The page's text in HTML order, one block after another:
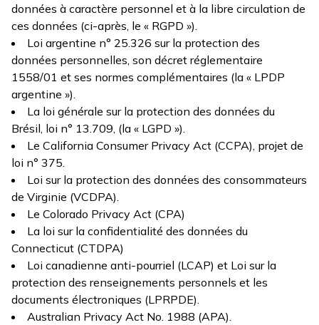
données à caractère personnel et à la libre circulation de
ces données (ci-après, le « RGPD »).
Loi argentine n° 25.326 sur la protection des
données personnelles, son décret réglementaire
1558/01 et ses normes complémentaires (la « LPDP
argentine »).
La loi générale sur la protection des données du
Brésil, loi n° 13.709, (la « LGPD »).
Le California Consumer Privacy Act (CCPA), projet de
loi n° 375.
Loi sur la protection des données des consommateurs
de Virginie (VCDPA).
Le Colorado Privacy Act (CPA)
La loi sur la confidentialité des données du
Connecticut (CTDPA)
Loi canadienne anti-pourriel (LCAP) et Loi sur la
protection des renseignements personnels et les
documents électroniques (LPRPDE).
Australian Privacy Act No. 1988 (APA).